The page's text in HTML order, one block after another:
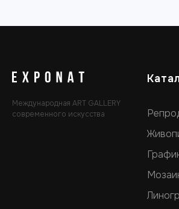
Международная ART GALLERY
современного искусства